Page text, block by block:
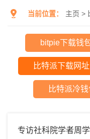
当前位置： 主页 >
bitpie下载钱
比特派下载网址
比特派冷钱
专访社科院学者周学